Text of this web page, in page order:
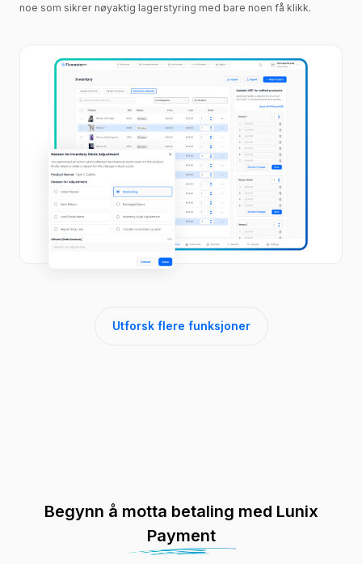
noe som sikrer nøyaktig lagerstyring med bare noen få klikk.
Utforsk flere funksjoner
Begynn å motta betaling med Lunix
Payment